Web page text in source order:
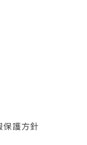
保護方針